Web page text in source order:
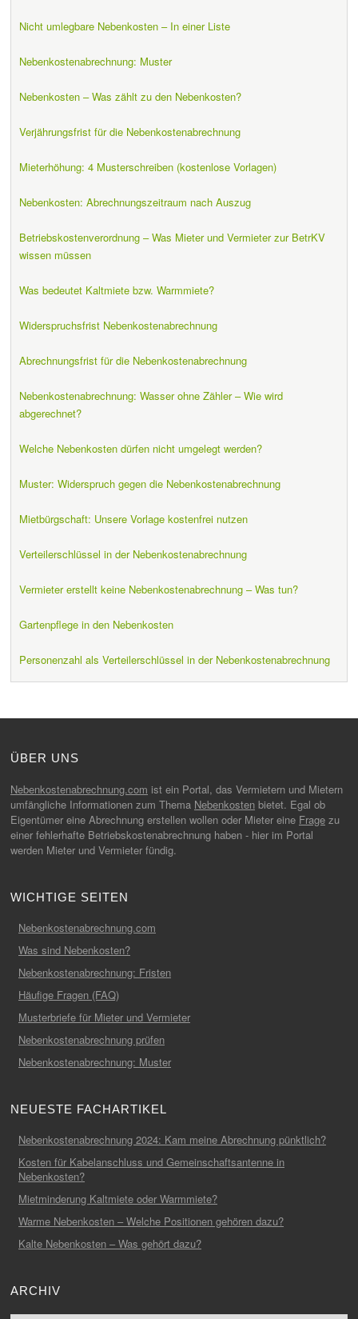
Nicht umlegbare Nebenkosten – In einer Liste
Nebenkostenabrechnung: Muster
Nebenkosten – Was zählt zu den Nebenkosten?
Verjährungsfrist für die Nebenkostenabrechnung
Mieterhöhung: 4 Musterschreiben (kostenlose Vorlagen)
Nebenkosten: Abrechnungszeitraum nach Auszug
Betriebskostenverordnung – Was Mieter und Vermieter zur BetrKV
wissen müssen
Was bedeutet Kaltmiete bzw. Warmmiete?
Widerspruchsfrist Nebenkostenabrechnung
Abrechnungsfrist für die Nebenkostenabrechnung
Nebenkostenabrechnung: Wasser ohne Zähler – Wie wird
abgerechnet?
Welche Nebenkosten dürfen nicht umgelegt werden?
Muster: Widerspruch gegen die Nebenkostenabrechnung
Mietbürgschaft: Unsere Vorlage kostenfrei nutzen
Verteilerschlüssel in der Nebenkostenabrechnung
Vermieter erstellt keine Nebenkostenabrechnung – Was tun?
Gartenpflege in den Nebenkosten
Personenzahl als Verteilerschlüssel in der Nebenkostenabrechnung
ÜBER UNS
Nebenkostenabrechnung.com ist ein Portal, das Vermietern und Mietern
umfängliche Informationen zum Thema Nebenkosten bietet. Egal ob
Eigentümer eine Abrechnung erstellen wollen oder Mieter eine Frage zu
einer fehlerhafte Betriebskostenabrechnung haben - hier im Portal
werden Mieter und Vermieter fündig.
WICHTIGE SEITEN
Nebenkostenabrechnung.com
Was sind Nebenkosten?
Nebenkostenabrechnung: Fristen
Häufige Fragen (FAQ)
Musterbriefe für Mieter und Vermieter
Nebenkostenabrechnung prüfen
Nebenkostenabrechnung: Muster
NEUESTE FACHARTIKEL
Nebenkostenabrechnung 2024: Kam meine Abrechnung pünktlich?
Kosten für Kabelanschluss und Gemeinschaftsantenne in
Nebenkosten?
Mietminderung Kaltmiete oder Warmmiete?
Warme Nebenkosten – Welche Positionen gehören dazu?
Kalte Nebenkosten – Was gehört dazu?
ARCHIV